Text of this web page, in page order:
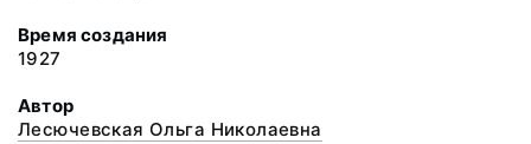
Время создания
1927
Автор
Лесючевская Ольга Николаевна